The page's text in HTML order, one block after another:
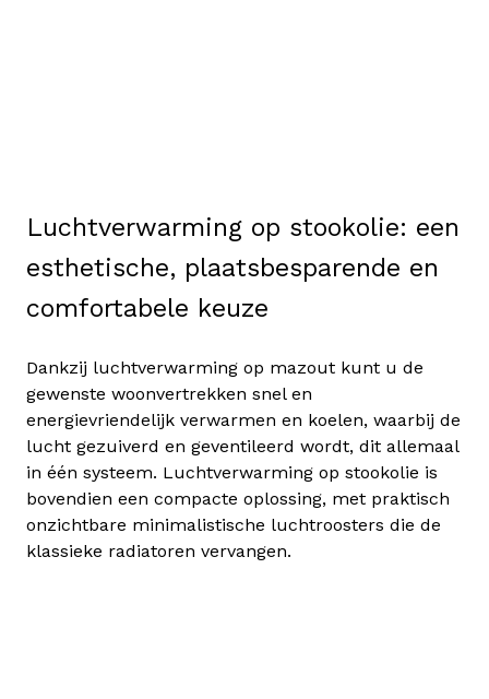
Luchtverwarming op stookolie: een
esthetische, plaatsbesparende en
comfortabele keuze
Dankzij luchtverwarming op mazout kunt u de
gewenste woonvertrekken snel en
energievriendelijk verwarmen en koelen, waarbij de
lucht gezuiverd en geventileerd wordt, dit allemaal
in één systeem. Luchtverwarming op stookolie is
bovendien een compacte oplossing, met praktisch
onzichtbare minimalistische luchtroosters die de
klassieke radiatoren vervangen.